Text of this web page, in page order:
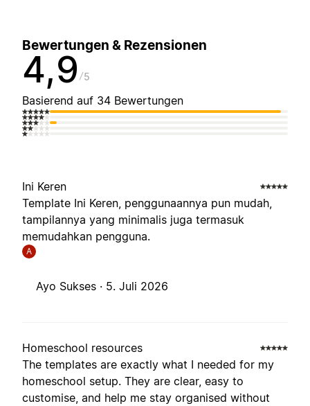
Bewertungen & Rezensionen
4,9 5
Basierend auf 34 Bewertungen
Ini Keren
Template Ini Keren, penggunaannya pun mudah,
tampilannya yang minimalis juga termasuk
memudahkan pengguna.
A
Ayo Sukses · 5. Juli 2026
Homeschool resources
The templates are exactly what I needed for my
homeschool setup. They are clear, easy to
customise, and help me stay organised without